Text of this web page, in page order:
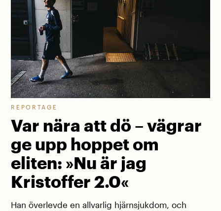
REPORTAGE
Var nära att dö – vägrar
ge upp hoppet om
eliten: »Nu är jag
Kristoffer 2.0«
Han överlevde en allvarlig hjärnsjukdom, och